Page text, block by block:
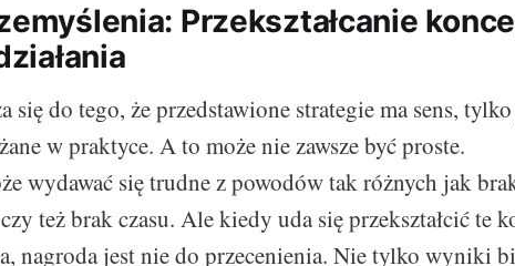
Przekształcanie
się do tego, że przedstawione strategie ma sens,
w praktyce. A to może nie zawsze być proste.
wydawać się trudne z powodów tak różnych jak
też brak czasu. Ale kiedy uda się przekształcić te
nagroda jest nie do przecenienia. Nie tylko wyniki